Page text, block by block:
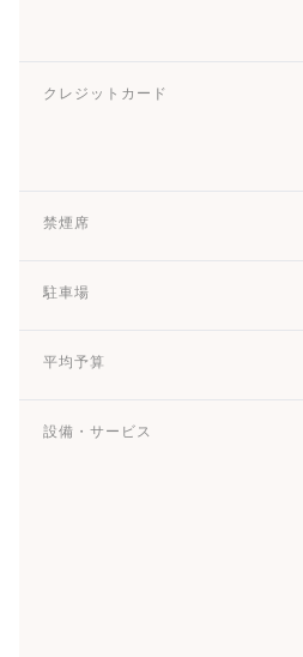
クレジットカード
禁煙席
駐車場
平均予算
設備・サービス